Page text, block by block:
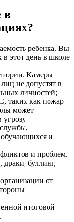
в
ребенка. Вы
в этот день в школе
Камеры
не допустят в
личностей;
таких как пожар
может
угрозу
обучающихся и
и проблем.
драки, буллинг,
от
итоговой